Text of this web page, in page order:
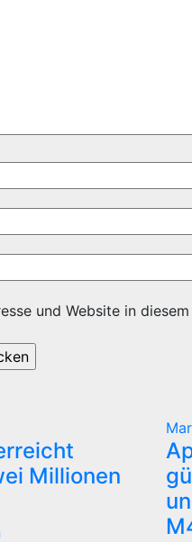
und Website in
Millionen